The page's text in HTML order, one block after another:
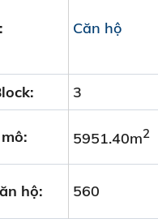
Căn hộ
3
5951.40m2
hộ: 560